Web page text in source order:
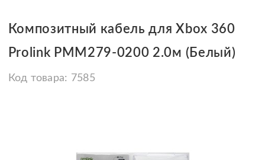
Композитный кабель для Xbox 360
Prolink PMM279-0200 2.0м (Белый)
Код товара: 7585